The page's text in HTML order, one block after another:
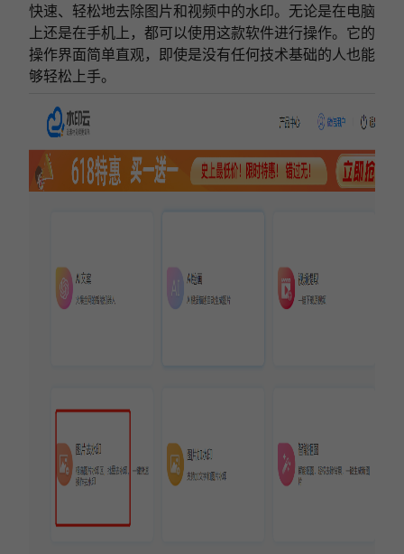
快速、轻松地去除图片和视频中的水印。无论是在电脑
上还是在手机上，都可以使用这款软件进行操作。它的
操作界面简单直观，即使是没有任何技术基础的人也能
够轻松上手。